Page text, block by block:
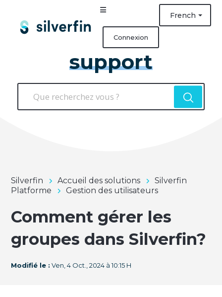
French
Connexion
support
Silverfin Accueil des solutions
Silverfin
Platforme
Gestion des utilisateurs
Comment gérer les
groupes dans Silverfin?
Modifié le : Ven, 4 Oct., 2024 à 10:15 H